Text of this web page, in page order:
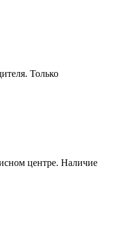
Только
центре. Наличие